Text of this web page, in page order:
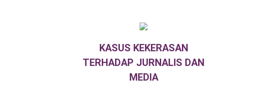
KASUS KEKERASAN
TERHADAP JURNALIS DAN
MEDIA